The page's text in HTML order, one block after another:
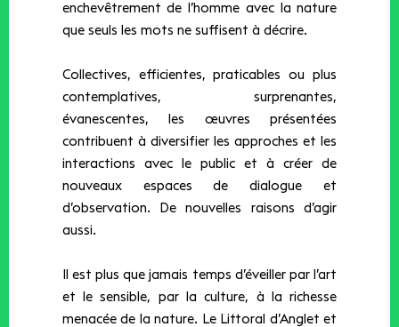
enchevêtrement de l’homme avec la nature
que seuls les mots ne suffisent à décrire.
Collectives, efficientes, praticables ou plus
contemplatives, surprenantes,
évanescentes, les œuvres présentées
contribuent à diversifier les approches et les
interactions avec le public et à créer de
nouveaux espaces de dialogue et
d’observation. De nouvelles raisons d’agir
aussi.
Il est plus que jamais temps d’éveiller par l’art
et le sensible, par la culture, à la richesse
menacée de la nature. Le Littoral d’Anglet et